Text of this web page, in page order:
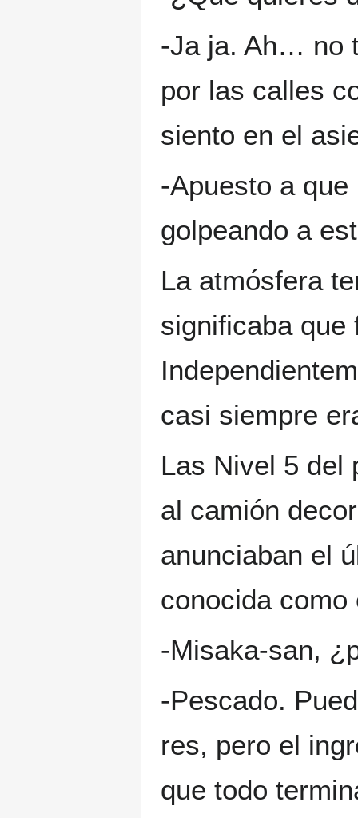
-Ja ja. Ah… no
por las calles
siento en el
-Apuesto a
golpeando a
La atmósfera
significaba que
casi siempre
Las Nivel 5 del
al camión
anunciaban el
conocida
-Misaka-san,
-Pescado.
res, pero el
que todo